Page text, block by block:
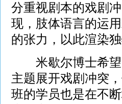
分重视剧本的戏剧
现，肢体语言的运
的张力，以此渲染
米歇尔博士希望
主题展开戏剧冲突
班的学员也是在不